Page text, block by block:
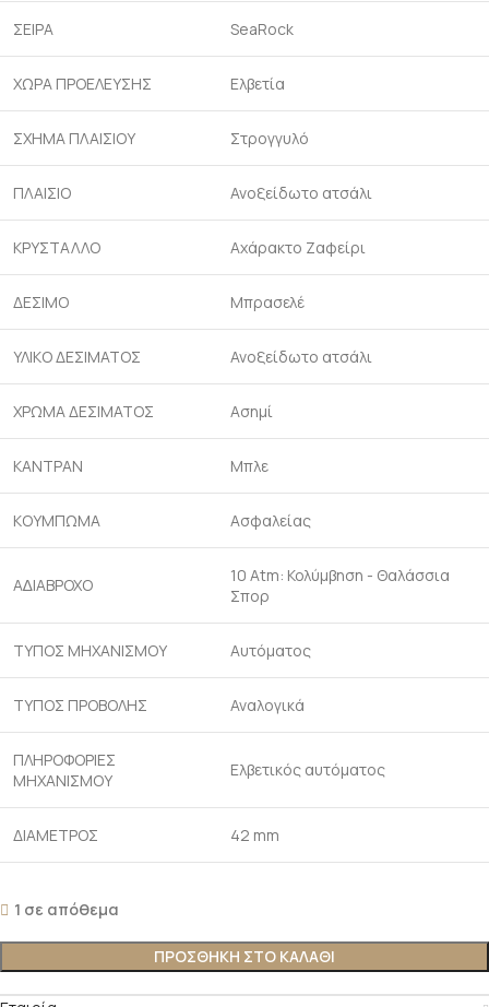
ΣΕΙΡΑ SeaRock
ΧΩΡΑ ΠΡΟΕΛΕΥΣΗΣ Ελβετία
ΣΧΗΜΑ ΠΛΑΙΣΙΟΥ Στρογγυλό
ΠΛΑΙΣΙΟ Ανοξείδωτο ατσάλι
ΚΡΥΣΤΑΛΛΟ Αχάρακτο Ζαφείρι
ΔΕΣΙΜΟ Μπρασελέ
ΥΛΙΚΟ ΔΕΣΙΜΑΤΟΣ Ανοξείδωτο ατσάλι
ΧΡΩΜΑ ΔΕΣΙΜΑΤΟΣ Ασημί
ΚΑΝΤΡΑΝ Μπλε
ΚΟΥΜΠΩΜΑ Ασφαλείας
Α∆ΙΑΒΡΟΧΟ
10 Atm: Κολύμβηση - Θαλάσσια
Σπορ
ΤΥΠΟΣ ΜΗΧΑΝΙΣΜΟΥ Αυτόματος
ΤΥΠΟΣ ΠΡΟΒΟΛΗΣ Αναλογικά
ΠΛΗΡΟΦΟΡΙΕΣ
ΜΗΧΑΝΙΣΜΟΥ
Ελβετικός αυτόματος
ΔΙΑΜΕΤΡΟΣ 42 mm
1 σε απόθεμα
ΠΡΟΣΘΉΚΗ ΣΤΟ ΚΑΛΆΘΙ